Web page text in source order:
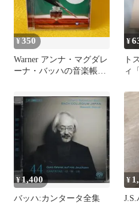
¥350
Warner アンナ・マグダレ
ーナ・バッハの音楽帳
¥
ト
ィ
（2
¥1,400
バッハ:カンタータ全集
¥